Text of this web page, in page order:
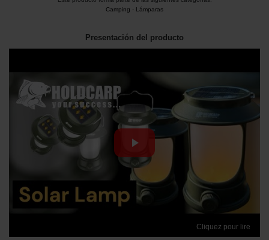
Camping - Lámparas
Presentación del producto
Cliquez pour lire